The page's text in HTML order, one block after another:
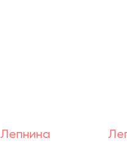
Лепнина